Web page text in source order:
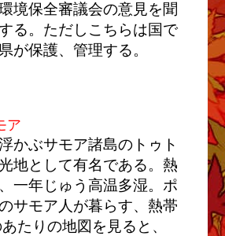
境保全審議会の意見を聞
る。ただしこちらは国で
が保護、管理する。
ア
かぶサモア諸島のトゥト
地として有名である。熱
一年じゅう高温多湿。ポ
サモア人が暮らす、熱帯
たりの地図を見ると、